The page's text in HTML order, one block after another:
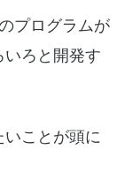
プログラムが
ろと開発す
ことが頭に